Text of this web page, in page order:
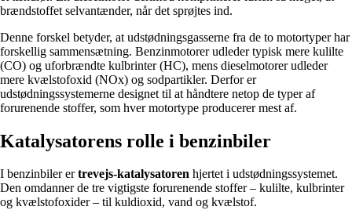
brændstoffet selvantænder, når det sprøjtes ind.
Denne forskel betyder, at udstødningsgasserne fra de to motortyper har
forskellig sammensætning. Benzinmotorer udleder typisk mere kulilte
(CO) og uforbrændte kulbrinter (HC), mens dieselmotorer udleder
mere kvælstofoxid (NOx) og sodpartikler. Derfor er
udstødningssystemerne designet til at håndtere netop de typer af
forurenende stoffer, som hver motortype producerer mest af.
Katalysatorens rolle i benzinbiler
I benzinbiler ertrevejs-katalysatoren hjertet i udstødningssystemet.
Den omdanner de tre vigtigste forurenende stoffer – kulilte, kulbrinter
og kvælstofoxider – til kuldioxid, vand og kvælstof.